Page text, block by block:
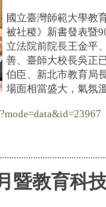
國立臺灣師範大學教
被社稷》新書發表暨
立法院前院長王金平
善、臺師大校長吳正
伯臣、新北市教育局
場面相當盛大，氣氛
暨教育